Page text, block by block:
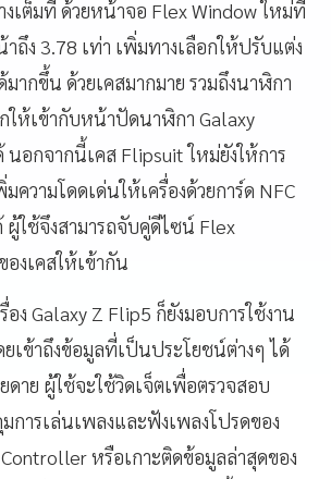
เต็มที่ ด้วยหน้าจอ Flex Window ใหม่ที่
ถึง 3.78 เท่า เพิ่มทางเลือกให้ปรับแต่ง
มากขึ้น ด้วยเคสมากมาย รวมถึงนาฬิกา
ให้เข้ากับหน้าปัดนาฬิกา Galaxy
นอกจากนี้เคส Flipsuit ใหม่ยังให้การ
ความโดดเด่นให้เครื่องด้วยการ์ด NFC
ใช้จึงสามารถจับคู่ดีไซน์ Flex
งเคสให้เข้ากัน
Galaxy Z Flip5 ก็ยังมอบการใช้งาน
ยเข้าถึงข้อมูลที่เป็นประโยชน์ต่างๆ ได้
ยดาย ผู้ใช้จะใช้วิดเจ็ตเพื่อตรวจสอบ
การเล่นเพลงและฟังเพลงโปรดของ
หรือเกาะติดข้อมูลล่าสุดของ